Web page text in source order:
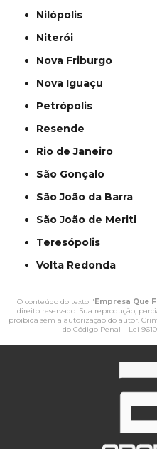
Nilópolis
Niterói
Nova Friburgo
Nova Iguaçu
Petrópolis
Resende
Rio de Janeiro
São Gonçalo
São João da Barra
São João de Meriti
Teresópolis
Volta Redonda
O conteúdo do texto " Empresa Que
direito reservado. Sua reprodução,
proibida sem a autorização do autor.
do Código Penal – Lei